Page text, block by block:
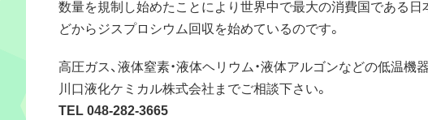
数量を規制し始めたことにより世界中で最大の消費国である日
どからジスプロシウム回収を始めているのです。
高圧ガス、液体窒素・液体ヘリウム・液体アルゴンなどの低温機
川口液化ケミカル株式会社までご相談下さい。
TEL 048-282-3665